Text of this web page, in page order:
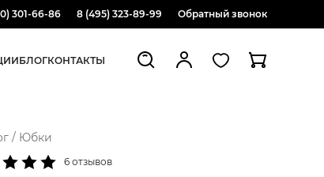
301-66-86 8 (495) 323-89-99 Обратный звонок
БЛОГКОНТАКТЫ
/ Юбки
6 отзывов